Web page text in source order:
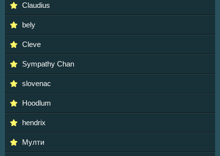
Claudius
bely
Cleve
Sympathy Chan
slovenac
Hoodlum
hendrix
Мулти